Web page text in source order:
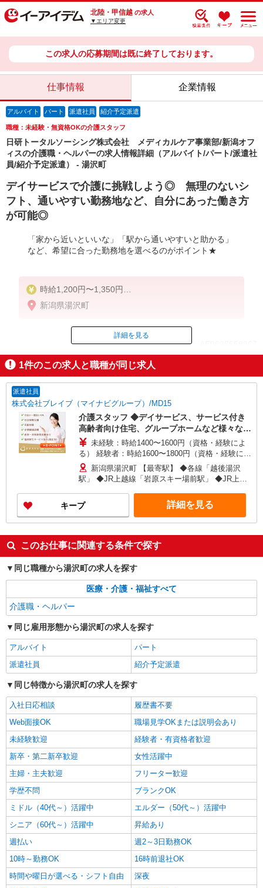
北陸・甲信越 の求人
▼エリア変更
この求人の応募期間は既に終了しております。
仕事情報 企業情報
アルバイト パート 派遣社員 紹介予定派遣
職種：未経験・無資格OKの介護スタッフ
日研トータルソーシング株式会社 メディカルケア事業部/新潟オフ
ィスの介護職・ヘルパーの求人情報詳細（アルバイト/パート/派遣社
員/紹介予定派遣） - 湯沢町
デイサービスで介護に挑戦しよう◎ 無理のないシ
フト、通いやすい勤務地など、自分にあった働き方
が可能◎
「家から近いといいな」「駅から通いやすいと助かる」
など、希望に合った勤務地を選べるのがポイント★
時給1,200円〜1,350円
★週払いOK（規定あり）
新潟県湯沢町
ID：AE0626558367
掲載期間終了
詳細を見る
1件のこの求人と職種が同じ求人
派遣社員
株式会社ブレイブ（マイナビグループ）/MD15
介護スタッフ ◆デイサービス、サービス付き
高齢者向け住宅、グループホームなど様々な勤
務先から選べます。
未経験：時給1400〜1600円（資格・経験によ
る） 経験者：時給1600〜1800円（資格・経験によ
る） ◎月収例 時給1800円×1日8時間×22日（週5
日）＝31万6800円 ◆昇給あり ◆支払い方法 ※日
払い/週払い/月払い対応も可能です。詳しくは面談
時にご相談ください。 ◆交通費：別途全額支給 ※
当社規定あり
新潟県湯沢町 【最寄駅】 ◆各線「越後湯沢
駅」 ◆JR上越線「岩原スキー場前駅」 ◆JR上越
ります！
キープ 詳細を見る
このお仕事に関連する条件で探す
同じ職種から湯沢町の求人を探す
医療・介護・福祉すべて
介護職・ヘルパー
同じ雇用形態から湯沢町の求人を探す
アルバイト
パート
派遣社員
紹介予定派遣
同じ特徴から湯沢町の求人を探す
入社日応相談
履歴書不要
Web面接OK
職場見学OKまたは説明会あり
未経験歓迎
経験者・有資格者歓迎
新卒・第二新卒歓迎
女性活躍中
主婦・主夫歓迎
フリーター歓迎
学歴不問
ブランクOK
ミドル（40代～）活躍中
エルダー（50代～）活躍中
シニア（60代～）活躍中
昇給あり
週払い
週2～3日勤務OK
10時～勤務OK
16時前退社OK
時間や曜日が選べる・シフト自由
深夜